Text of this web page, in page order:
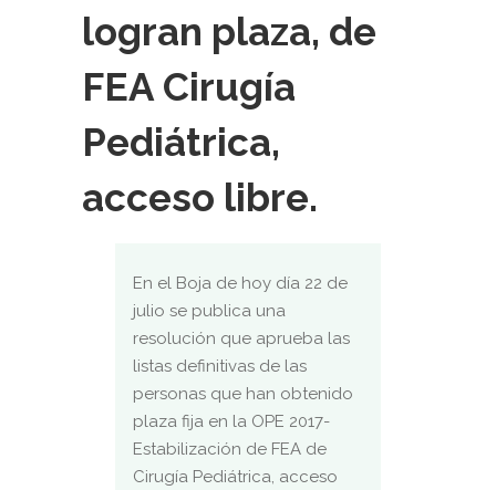
logran plaza, de
FEA Cirugía
Pediátrica,
acceso libre.
En el Boja de hoy día 22 de
julio se publica una
resolución que aprueba las
listas definitivas de las
personas que han obtenido
plaza fija en la OPE 2017-
Estabilización de FEA de
Cirugía Pediátrica, acceso